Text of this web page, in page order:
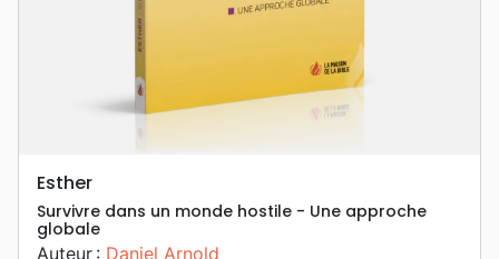
Esther
Survivre dans un monde hostile - Une approche
globale
Auteur : Daniel Arnold